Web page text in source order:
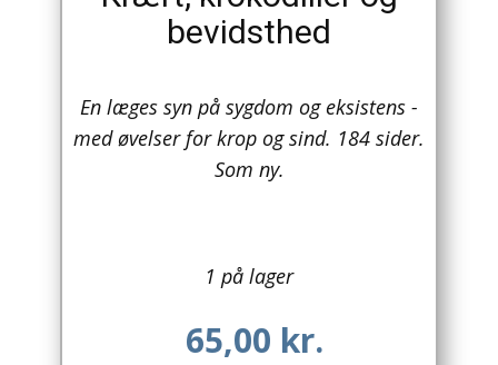
Arkitektur
Asien
Børnebøger
bevidsthed
En læges syn på sygdom og eksistens -
med øvelser for krop og sind. 184 sider.
Som ny.
1 på lager
65,00 kr.